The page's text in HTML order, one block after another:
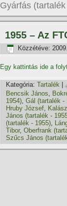
Gyárfás
1955 – Az
Közzétéve:
Egy kattintás ide a
Kategória: Tartalék
Bencsik János,
1954), Gál (tartalék -
Hruby József,
János (tartalék -
(tartalék - 1955),
Tibor, Oberfrank
Szűcs János